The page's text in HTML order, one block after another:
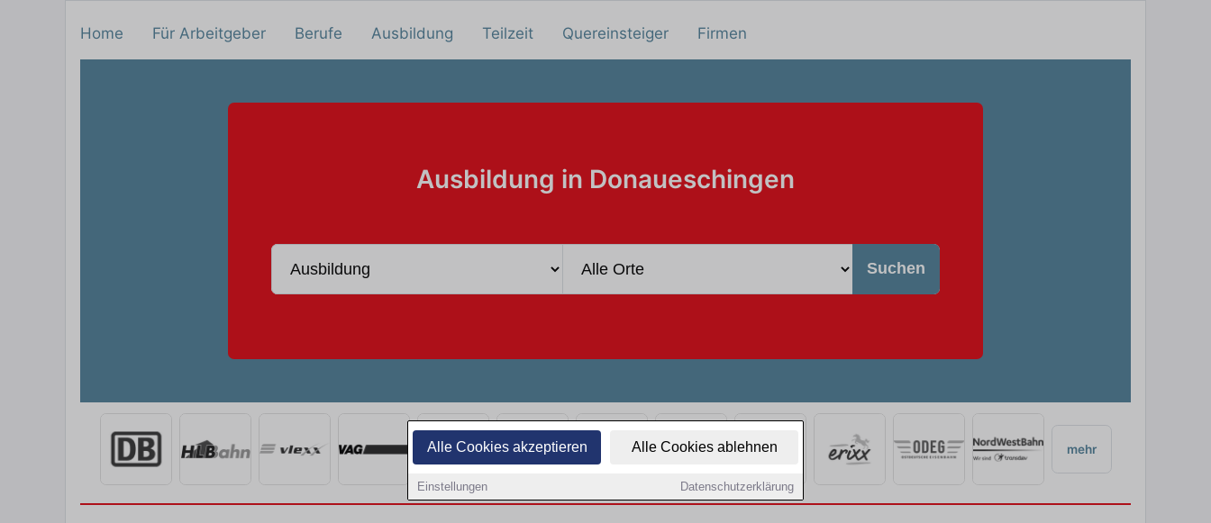
Alle Cookies akzeptieren Alle Cookies ablehnen
Einstellungen Datenschutzerklärung
Home Für Arbeitgeber Berufe Ausbildung Teilzeit Quereinsteiger Firmen
Ausbildung in Donaueschingen
Suchen
mehr